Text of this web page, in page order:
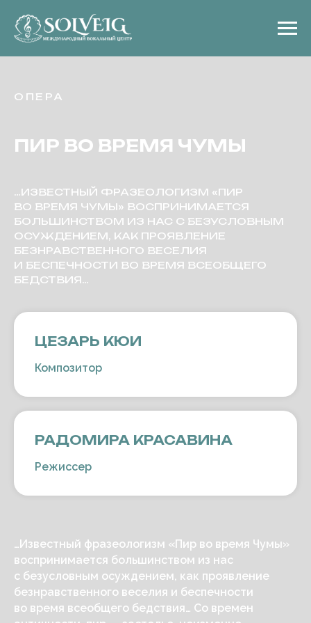
ОПЕРА
ПИР ВО ВРЕМЯ ЧУМЫ
…ИЗВЕСТНЫЙ ФРАЗЕОЛОГИЗМ «ПИР
ВО ВРЕМЯ ЧУМЫ» ВОСПРИНИМАЕТСЯ
БОЛЬШИНСТВОМ ИЗ НАС С БЕЗУСЛОВНЫМ
ОСУЖДЕНИЕМ, КАК ПРОЯВЛЕНИЕ
БЕЗНРАВСТВЕННОГО ВЕСЕЛИЯ
И БЕСПЕЧНОСТИ ВО ВРЕМЯ ВСЕОБЩЕГО
БЕДСТВИЯ…
ЦЕЗАРЬ КЮИ
Композитор
РАДОМИРА КРАСАВИНА
Режиссер
…Известный фразеологизм «Пир во время Чумы»
воспринимается большинством из нас
с безусловным осуждением, как проявление
безнравственного веселия и беспечности
во время всеобщего бедствия… Со времен